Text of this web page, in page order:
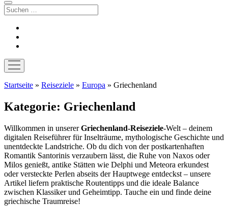
Suchen
Menü
öffnen
Startseite » Reiseziele » Europa » Griechenland
Kategorie: Griechenland
Willkommen in unsererGriechenland-Reiseziele-Welt – deinem
digitalen Reiseführer für Inselträume, mythologische Geschichte und
unentdeckte Landstriche. Ob du dich von der postkartenhaften
Romantik Santorinis verzaubern lässt, die Ruhe von Naxos oder
Milos genießt, antike Stätten wie Delphi und Meteora erkundest
oder versteckte Perlen abseits der Hauptwege entdeckst – unsere
Artikel liefern praktische Routentipps und die ideale Balance
zwischen Klassiker und Geheimtipp. Tauche ein und finde deine
griechische Traumreise!